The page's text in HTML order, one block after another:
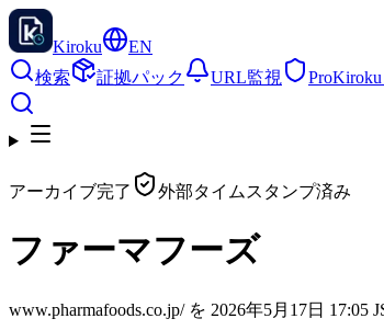
Kiroku
EN
検索
証拠パック URL監視 Pro
アーカイブ完了 外部タイムスタンプ済み
ファーマフーズ
www.pharmafoods.co.jp/ を 2026年5月17日